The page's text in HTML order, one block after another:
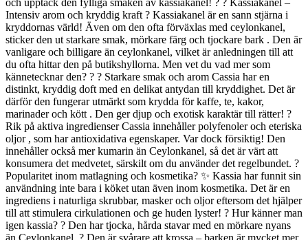
Intensiv arom och kryddig kraft ? Kassiakanel är en sann stjärna i
kryddornas värld! Även om den ofta förväxlas med ceylonkanel,
sticker den ut starkare smak, mörkare färg och tjockare bark . Den är
vanligare och billigare än ceylonkanel, vilket är anledningen till att
du ofta hittar den på butikshyllorna. Men vet du vad mer som
kännetecknar den? ? ? Starkare smak och arom Cassia har en
distinkt, kryddig doft med en delikat antydan till kryddighet. Det är
därför den fungerar utmärkt som krydda för kaffe, te, kakor,
marinader och kött . Den ger djup och exotisk karaktär till rätter! ?
Rik på aktiva ingredienser Cassia innehåller polyfenoler och eteriska
oljor , som har antioxidativa egenskaper. Var dock försiktig! Den
innehåller också mer kumarin än Ceylonkanel, så det är värt att
konsumera det medvetet, särskilt om du använder det regelbundet. ?
Popularitet inom matlagning och kosmetika? ✨ Kassia har funnit sin
användning inte bara i köket utan även inom kosmetika. Det är en
ingrediens i naturliga skrubbar, masker och oljor eftersom det hjälper
till att stimulera cirkulationen och ge huden lyster! ? Hur känner man
igen kassia? ? Den har tjocka, hårda stavar med en mörkare nyans
än Ceylonkanel. ? Den är svårare att krossa – barken är mycket mer